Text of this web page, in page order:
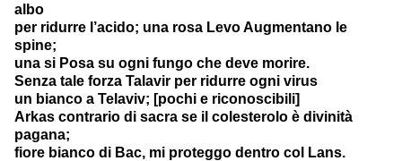
albo
per ridurre l’acido; una rosa Levo Augmentano le
spine;
una si Posa su ogni fungo che deve morire.
Senza tale forza Talavir per ridurre ogni virus
un bianco a Telaviv; [pochi e riconoscibili]
Arkas contrario di sacra se il colesterolo è divinità
pagana;
fiore bianco di Bac, mi proteggo dentro col Lans.